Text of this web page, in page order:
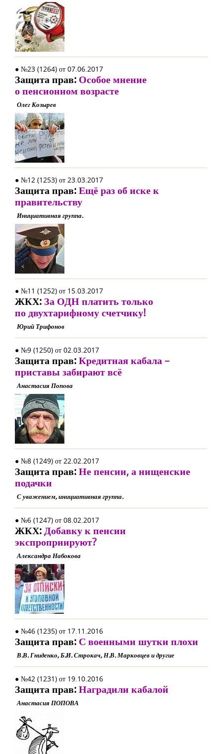
● №23 (1264) от 07.06.2017
Защита прав: Особое мнение
о пенсионном возрасте
Олег Козырев
● №12 (1253) от 23.03.2017
Защита прав:Ещё раз об иске к
правительству
Инициативная группа.
● №11 (1252) от 15.03.2017
ЖКХ: За ОДН платить только
по двухтарифному счетчику!
Юрий Трифонов
● №9 (1250) от 02.03.2017
Защита прав:Кредитная кабала –
приставы забирают всё
Анастасия Попова
● №8 (1249) от 22.02.2017
Защита прав:Не пенсии, а нищенские
подачки
С уважением, инициативная группа.
● №6 (1247) от 08.02.2017
ЖКХ:Добавку к пенсии
экспроприируют?
Александра Набокова
● №46 (1235) от 17.11.2016
Защита прав: С военными шутки плохи
В.В. Гниденко, Б.И. Строкач, Н.В. Марковцев и другие
● №42 (1231) от 19.10.2016
Защита прав:Наградили кабалой
Анастасия ПОПОВА